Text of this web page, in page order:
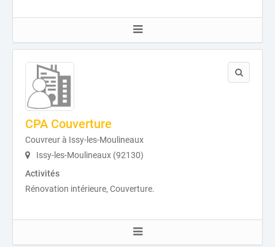
CPA Couverture
Couvreur à Issy-les-Moulineaux
Issy-les-Moulineaux (92130)
Activités
Rénovation intérieure, Couverture.